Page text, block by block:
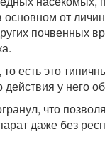
от
почвенных
есть это
у него
что
даже без